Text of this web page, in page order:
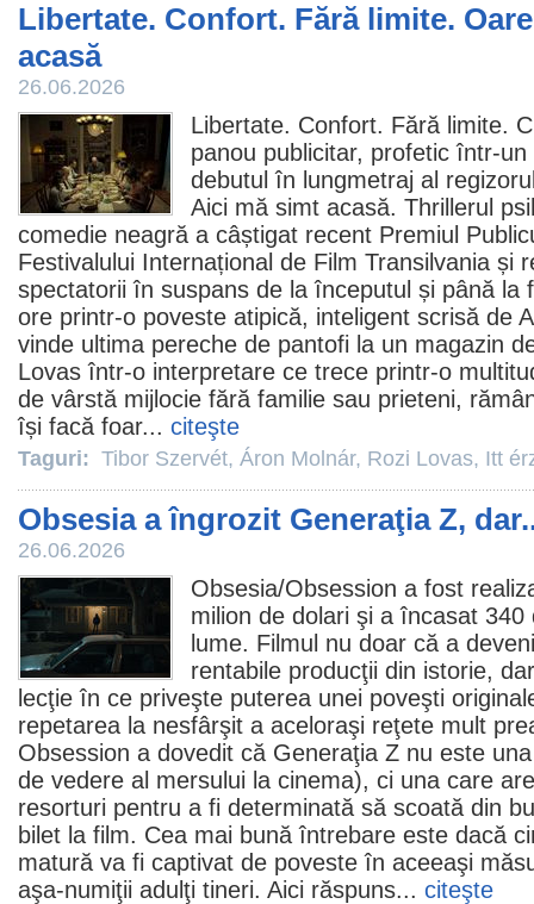
Libertate. Confort. Fără limite.
acasă
26.06.2026
Libertate. Confort. Fără limite.
panou publicitar, profetic într-
debutul în lungmetraj al
Aici mă simt acasă. Thrillerul
comedie neagră a câștigat recent Premiul
Festivalului Internațional de Film Transilvania și
spectatorii în suspans de la începutul și până la
ore printr-o poveste atipică, inteligent scrisă de
vinde ultima pereche de pantofi la un magazin
Lovas într-o interpretare ce trece printr-o
de vârstă mijlocie fără familie sau prieteni,
își facă foar... citeşte
Taguri: Tibor Szervét, Áron Molnár, Rozi Lovas, Itt
Obsesia a îngrozit Generaţia Z,
26.06.2026
Obsesia/Obsession a fost
milion de dolari şi a încasat
lume. Filmul nu doar că a
rentabile producţii din istorie,
lecţie în ce priveşte puterea unei poveşti
repetarea la nesfârşit a aceloraşi reţete mult
Obsession a dovedit că Generaţia Z nu este
de vedere al mersului la cinema), ci una care
resorturi pentru a fi determinată să scoată din
bilet la film. Cea mai bună întrebare este dacă
matură va fi captivat de poveste în aceeaşi
aşa-numiţii adulţi tineri. Aici răspuns... citeşte